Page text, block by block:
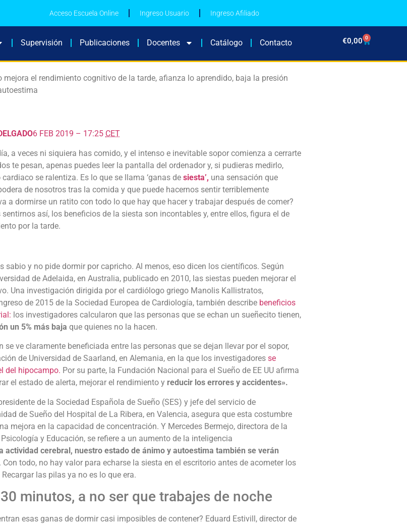
Acceso Escuela Online Ingreso Usuario Ingreso Afiliado
Supervisión Publicaciones Docentes Catálogo Contacto €0,00 0
mejora el rendimiento cognitivo de la tarde, afianza lo aprendido, baja la presión
6 FEB 2019 – 17:25 CET
a veces ni siquiera has comido, y el intenso e inevitable sopor comienza a cerrarte
te pesan, apenas puedes leer la pantalla del ordenador y, si pudieras medirlo,
se ralentiza. Es lo que se llama ‘ganas de siesta’, una sensación que
de nosotros tras la comida y que puede hacernos sentir terriblemente
a dormirse un ratito con todo lo que hay que hacer y trabajar después de comer?
así, los beneficios de la siesta son incontables y, entre ellos, figura el de
por la tarde.
sabio y no pide dormir por capricho. Al menos, eso dicen los científicos. Según
de Adelaida, en Australia, publicado en 2010, las siestas pueden mejorar el
Una investigación dirigida por el cardiólogo griego Manolis Kallistratos,
de 2015 de la Sociedad Europea de Cardiología, también describe beneficios
los investigadores calcularon que las personas que se echan un sueñecito tienen,
un 5% más baja que quienes no la hacen.
se ve claramente beneficiada entre las personas que se dejan llevar por el sopor,
de Universidad de Saarland, en Alemania, en la que los investigadores se
del hipocampo. Por su parte, la Fundación Nacional para el Sueño de EE UU afirma
el estado de alerta, mejorar el rendimiento y reducir los errores y accidentes».
de la Sociedad Española de Sueño (SES) y jefe del servicio de
de Sueño del Hospital de La Ribera, en Valencia, asegura que esta costumbre
mejora en la capacidad de concentración. Y Mercedes Bermejo, directora de la
y Educación, se refiere a un aumento de la inteligencia
actividad cerebral, nuestro estado de ánimo y autoestima también se verán
Con todo, no hay valor para echarse la siesta en el escritorio antes de acometer los
las pilas ya no es lo que era.
minutos, a no ser que trabajes de noche
esas ganas de dormir casi imposibles de contener? Eduard Estivill, director de